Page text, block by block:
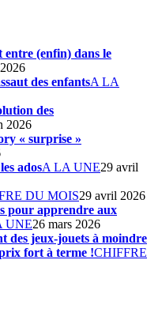
entre (enfin) dans le
des enfantsA LA
des
2026
« surprise »
adosA LA UNE29 avril
DU MOIS29 avril 2026
pour apprendre aux
UNE26 mars 2026
des jeux-jouets à moindre
fort à terme !CHIFFRE